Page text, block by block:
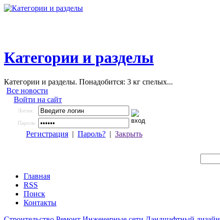
Категории и разделы
Категории и разделы. Понадобится: 3 кг спелых...
Все новости
Войти на сайт
Логин:
Пароль:
Регистрация | Пароль? | Закрыть
Главная
RSS
Поиск
Контакты